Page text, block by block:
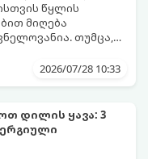
და
წყლის
მიღება
თუმცა,
გამო, დღის
მოსაწყენი
სმა
ჩვევად
2026/07/28 10:33
დილის ყავა: 3